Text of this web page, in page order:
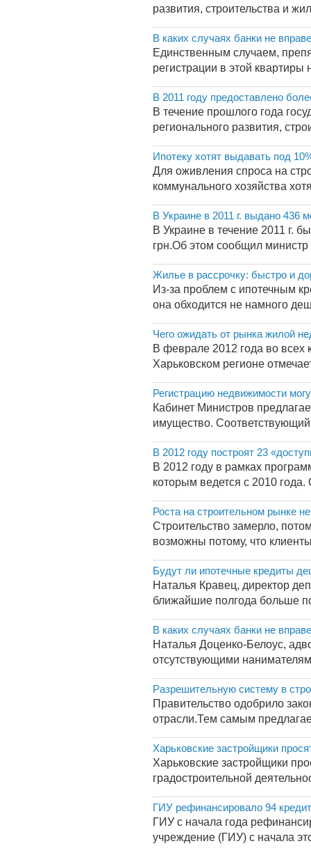
развития, строительства и
В каких случаях банки не
Единственным случаем,
регистрации в этой
В 2011 году предоставлено
В течение прошлого года
регионального развития,
Ипотеку хотят выдавать под
Для оживления спроса на
коммунального хозяйства
В Украине в 2011 г. выдано
В Украине в течение 2011 г.
грн.Об этом сообщил министр
Жилье в рассрочку: быстро и
Из-за проблем с ипотечным
она обходится не намного
Чего ожидать от рынка жилой
В феврале 2012 года во всех
Харьковском регионе
Регистрацию недвижимости
Кабинет Министров
имущество.
В 2012 году построят 23
В 2012 году в рамках
которым ведется с 2010
Роста на строительном рынке
Строительство замерло,
возможны потому, что
Будут ли ипотечные кредиты
Наталья Кравец, директор
ближайшие полгода больше
В каких случаях банки не
Наталья Доценко-Белоус,
отсутствующими
Разрешительную систему в
Правительство одобрило
отрасли.Тем самым
Харьковские застройщики
Харьковские застройщики
градостроительной
ГИУ рефинансировало 94
ГИУ с начала года
учреждение (ГИУ) с начала